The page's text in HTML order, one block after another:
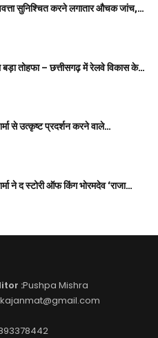
सुनिश्चित करने लगातार औचक जांच,…
तोहफा – छत्तीसगढ़ में रेलवे विकास के…
से उत्कृष्ट प्रदर्शन करने वाले…
ने द स्टोरी ऑफ किंग भोरमदेव ‘राजा…
:Pushpa Mishra